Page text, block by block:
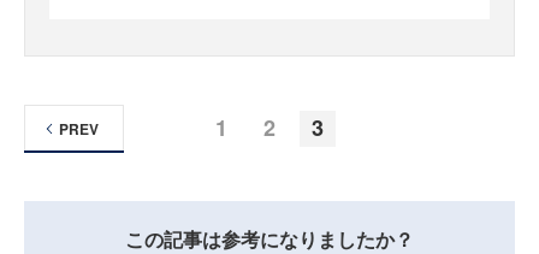
1 2 3
PREV
この記事は参考になりましたか？